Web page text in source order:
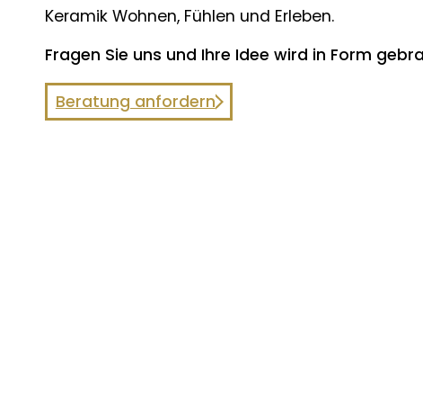
Keramik Wohnen, Fühlen und Erleben.
Fragen Sie uns und Ihre Idee wird in Form
Beratung anfordern